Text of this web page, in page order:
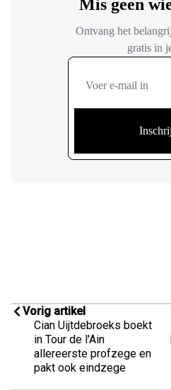
Vorig artikel
Cian Uijtdebroeks boekt
in Tour de l'Ain
allereerste profzege en
pakt ook eindzege